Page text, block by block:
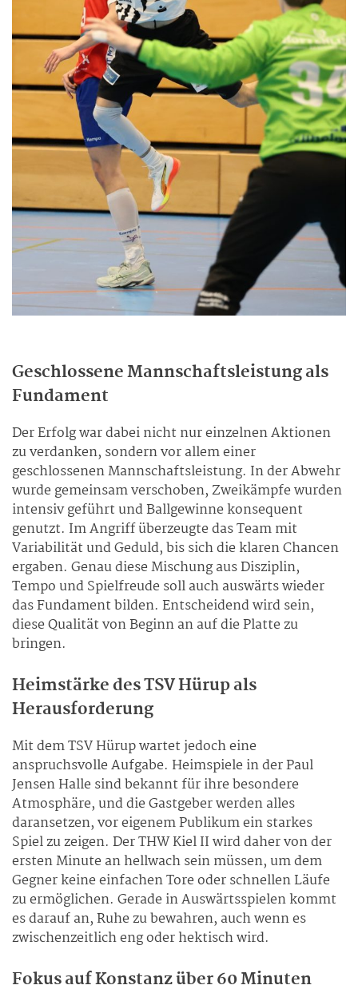
Geschlossene Mannschaftsleistung als
Fundament
Der Erfolg war dabei nicht nur einzelnen Aktionen
zu verdanken, sondern vor allem einer
geschlossenen Mannschaftsleistung. In der Abwehr
wurde gemeinsam verschoben, Zweikämpfe wurden
intensiv geführt und Ballgewinne konsequent
genutzt. Im Angriff überzeugte das Team mit
Variabilität und Geduld, bis sich die klaren Chancen
ergaben. Genau diese Mischung aus Disziplin,
Tempo und Spielfreude soll auch auswärts wieder
das Fundament bilden. Entscheidend wird sein,
diese Qualität von Beginn an auf die Platte zu
bringen.
Heimstärke des TSV Hürup als
Herausforderung
Mit dem TSV Hürup wartet jedoch eine
anspruchsvolle Aufgabe. Heimspiele in der Paul
Jensen Halle sind bekannt für ihre besondere
Atmosphäre, und die Gastgeber werden alles
daransetzen, vor eigenem Publikum ein starkes
Spiel zu zeigen. Der THW Kiel II wird daher von der
ersten Minute an hellwach sein müssen, um dem
Gegner keine einfachen Tore oder schnellen Läufe
zu ermöglichen. Gerade in Auswärtsspielen kommt
es darauf an, Ruhe zu bewahren, auch wenn es
zwischenzeitlich eng oder hektisch wird.
Fokus auf Konstanz über 60 Minuten